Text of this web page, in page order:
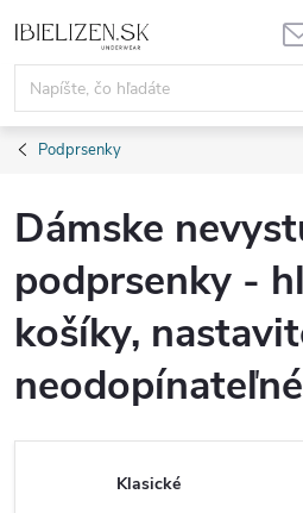
na
obsah
Podprsenky
Dámske
podprsenky -
košíky,
Klasické